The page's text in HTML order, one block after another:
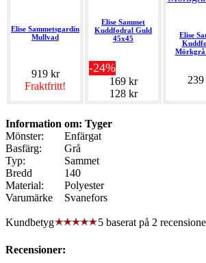
Elise Sammetsgardin
Mullvad
919 kr
Fraktfritt!
Elise Sammet
Kuddfodral Guld
45x45
-24%
169 kr
128 kr
Elise
Mörkgrå
Information om: Tyger
Mönster:
Enfärgat
Basfärg:
Grå
Typ:
Sammet
Bredd
140
Material:
Polyester
Varumärke
Svanefors
Kundbetyg 5 baserat på 2
Recensioner: